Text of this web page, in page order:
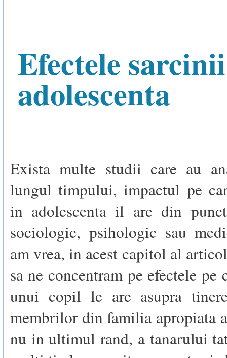
Efectele
adolescenta
Exista multe studii care au
lungul timpului, impactul pe
in adolescenta il are din
sociologic, psihologic sau
am vrea, in acest capitol al
sa ne concentram pe efectele pe
unui copil le are asupra
membrilor din familia apropiata
nu in ultimul rand, a tanarului